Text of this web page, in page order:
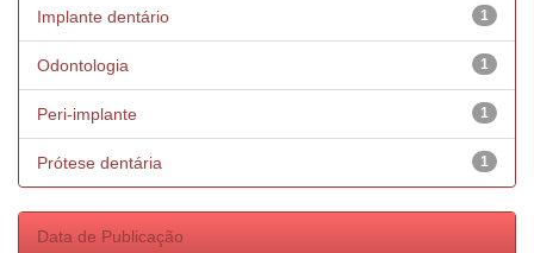
1
Implante dentário
1
Odontologia
1
Peri-implante
1
Prótese dentária
Data de Publicação